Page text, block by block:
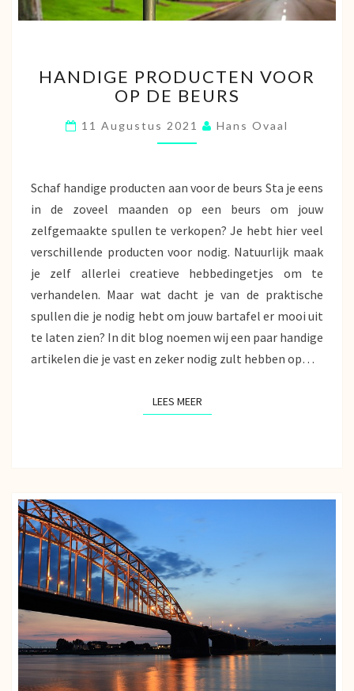
PRODUCTEN
VOOR
DE
BEURS
HANDIGE PRODUCTEN VOOR
OP DE BEURS
11 Augustus 2021 Hans Ovaal
Schaf handige producten aan voor de beurs Sta je eens
in de zoveel maanden op een beurs om jouw
zelfgemaakte spullen te verkopen? Je hebt hier veel
verschillende producten voor nodig. Natuurlijk maak
je zelf allerlei creatieve hebbedingetjes om te
verhandelen. Maar wat dacht je van de praktische
spullen die je nodig hebt om jouw bartafel er mooi uit
te laten zien? In dit blog noemen wij een paar handige
artikelen die je vast en zeker nodig zult hebben op…
LEES MEERLEES MEER